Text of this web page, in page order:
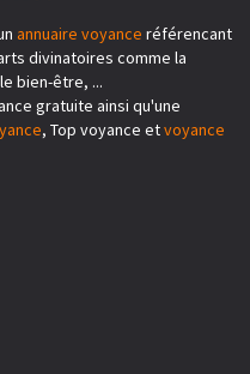
annuaire voyance référencant
divinatoires comme la
bien-être, ...
gratuite ainsi qu'une
, Top voyance etvoyance